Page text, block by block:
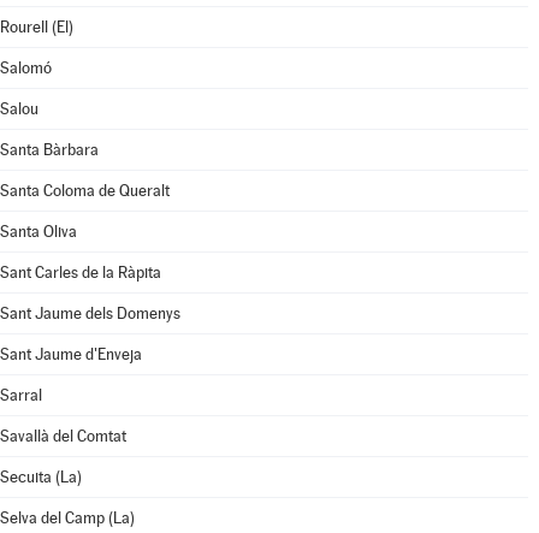
Rourell (El)
Salomó
Salou
Santa Bàrbara
Santa Coloma de Queralt
Santa Oliva
Sant Carles de la Ràpita
Sant Jaume dels Domenys
Sant Jaume d'Enveja
Sarral
Savallà del Comtat
Secuita (La)
Selva del Camp (La)